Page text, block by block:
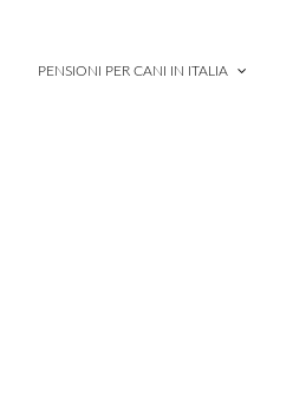
PENSIONI PER CANI IN ITALIA